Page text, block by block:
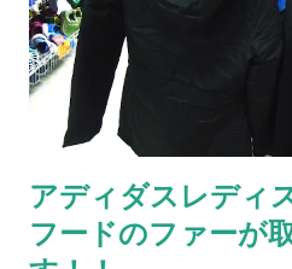
アディダスレディ
フードのファーが